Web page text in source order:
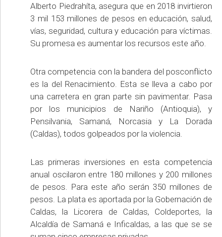
Alberto Piedrahíta, asegura que en 2018 invirtieron
3 mil 153 millones de pesos en educación, salud,
vías, seguridad, cultura y educación para víctimas.
Su promesa es aumentar los recursos este año.
Otra competencia con la bandera del posconflicto
es la del Renacimiento. Esta se lleva a cabo por
una carretera en gran parte sin pavimentar. Pasa
por los municipios de Nariño (Antioquia), y
Pensilvania, Samaná, Norcasia y La Dorada
(Caldas), todos golpeados por la violencia.
Las primeras inversiones en esta competencia
anual oscilaron entre 180 millones y 200 millones
de pesos. Para este año serán 350 millones de
pesos. La plata es aportada por la Gobernación de
Caldas, la Licorera de Caldas, Coldeportes, la
Alcaldía de Samaná e Inficaldas, a las que se se